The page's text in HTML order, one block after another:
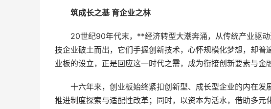
筑成长之基 育企业之林
20世纪90年代末，**经济转型大潮奔涌，从传统产业驱动
技企业破土而出，它们手握创新技术，心怀规模化梦想，却普
业板的设立，正是回应这一时代之需，成为衔接创新要素与金
十六年来，创业板始终紧扣创新型、成长型企业的内在发
推进制度探索与适配性改革；同时，以资本为活水，借助多